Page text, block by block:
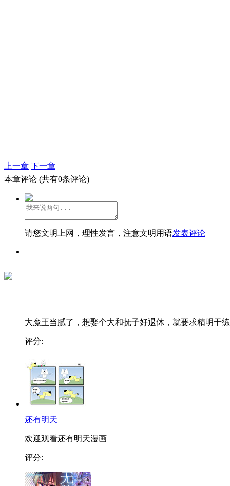
上一章 下一章
本章评论 (共有0条评论)
请您文明上网，理性发言，注意文明用语发表评论
大魔王当腻了，想娶个大和抚子好退休，就要求精明干
评分:
还有明天
欢迎观看还有明天漫画
评分: